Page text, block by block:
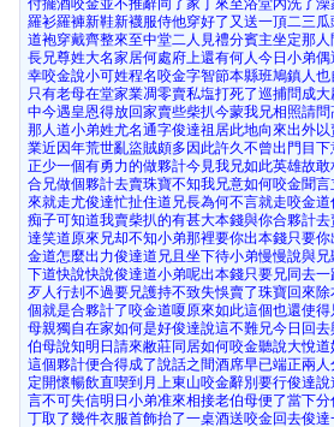
付擺酒咬金並不推辭同了家丁來至浴堂內洗了
羅衫羅褲新鞋新襪服侍他穿好了又送一頂二三
道袍穿戴齊整來至中堂二人見禮分賓主坐定那
長兄尊姓大名家居何處府上還有何人今日小弟
幸咬金說小可姓程名咬金字智節本縣班鳩鎮人
只有老母在堂家業凋零賣私塩打死了巡捕問成
中今遇皇恩得放回家賣些柴扒今蒙我兄相照請
那人道小弟姓尤名通字俊達祖居此地向來出外
業近因年荒世亂盜賊頗多因此許久不曾出門目
正少一個有勇力的做夥計今見我兄如此英雄故
合兄做個夥計去賣珠寶不知我兄意如何咬金聞
來就走尤俊達忙扯住道兄長為何不言就走咬金
痴子可知道我賣柴扒的有甚大本錢與你合夥計
達笑道原來兄却不知小弟那裡要你出本錢只要
金道怎麼出力俊達道兄且坐下待小弟慢慢說與
下道快說快說俊達道小弟呢出本錢只要兄同去
歹人行刦不過要兄護持不致失悞賣了珠寶回來
個就是合夥計了咬金道嗄原來如此這個也還使
母親獨自在家如何是好俊達說這不難兄今日回
伯母說知明日請來敝莊同居如何咬金聽說大悅
這個夥計便合得成了說話之間酒席早已端正兩
定開懷暢飲直喫到月上東山咬金辭別要行俊達
言不可失信明日小弟准來相接老伯母便了當下
丁取了幾件衣服首飾抬了一桌酒送咬金回去俊